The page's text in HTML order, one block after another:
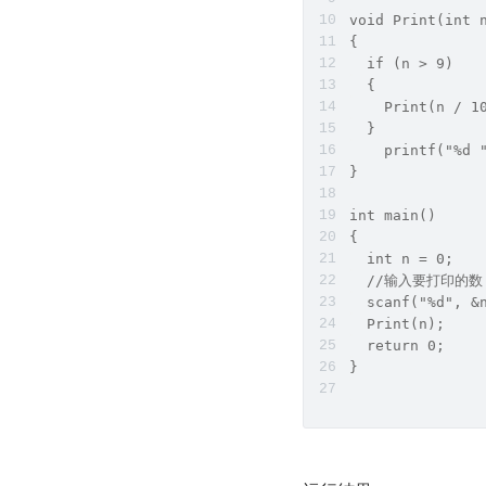
void Print(int
{
  if (n > 9)
  {
Print(n /
  }
printf("%d
}
int main()
{
  int n = 0;
  //输入要打印的数
scanf("%d",
  Print(n);
  return 0;
}